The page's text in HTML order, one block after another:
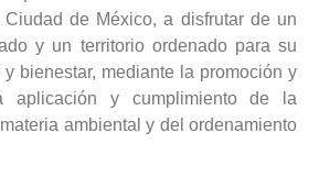
de México, a disfrutar de un
y un territorio ordenado para su
bienestar, mediante la promoción y
aplicación y cumplimiento de la
ambiental y del ordenamiento